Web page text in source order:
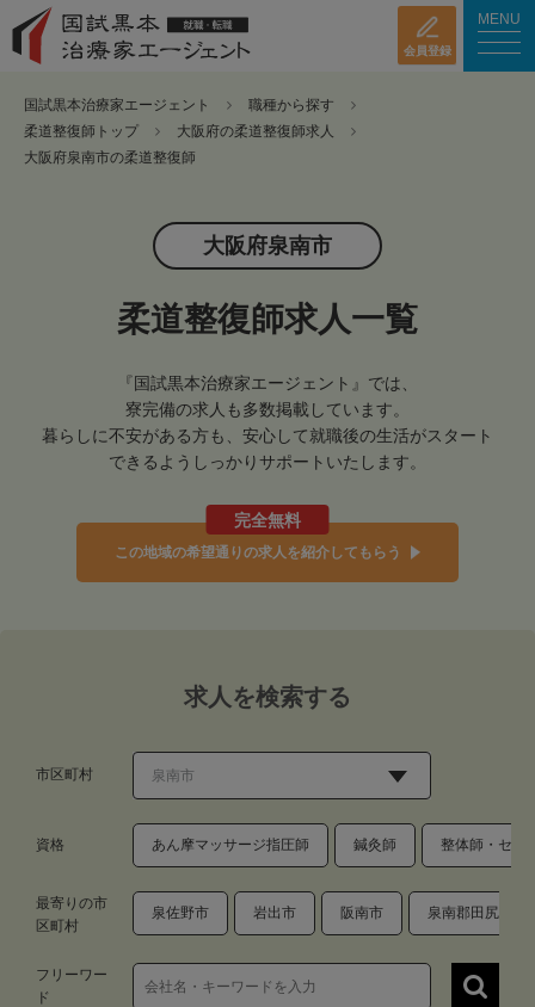
会員登録
MENU
国試黒本治療家エージェント
職種から探す
柔道整復師トップ
大阪府の柔道整復師求人
大阪府泉南市の柔道整復師
大阪府泉南市
柔道整復師求人一覧
『国試黒本治療家エージェント』では、
寮完備の求人も多数掲載しています。
暮らしに不安がある方も、安心して就職後の生活がスタート
できるようしっかりサポートいたします。
完全無料
この地域の希望通りの求人を紹介してもらう
求人を検索する
市区町村
資格 あん摩マッサージ指圧師 鍼灸師 整体師・セラ
最寄りの市
区町村
泉佐野市 岩出市 阪南市 泉南郡田尻町
フリーワー
ド